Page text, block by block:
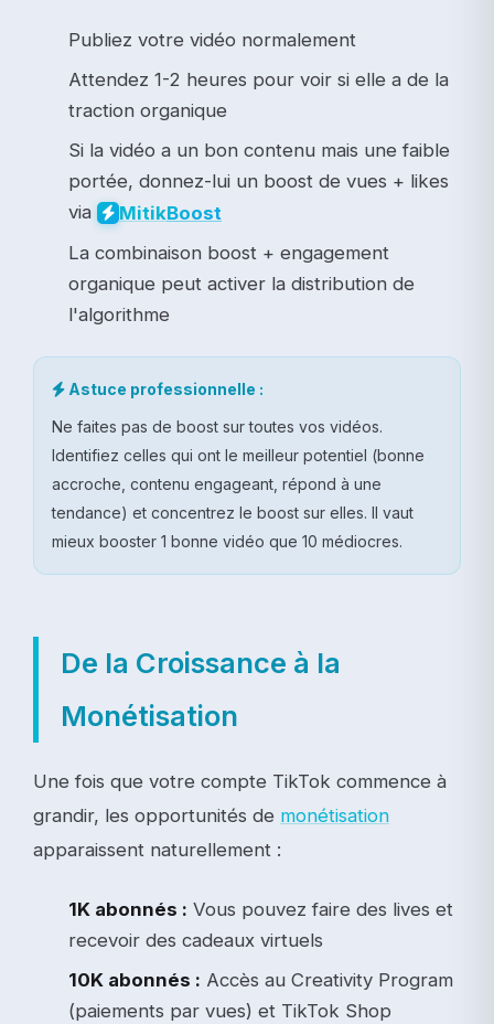
Publiez votre vidéo normalement
Attendez 1-2 heures pour voir si elle a de la
traction organique
Si la vidéo a un bon contenu mais une faible
portée, donnez-lui un boost de vues + likes
via
MitikBoost
La combinaison boost + engagement
organique peut activer la distribution de
l'algorithme
Astuce professionnelle :
Ne faites pas de boost sur toutes vos vidéos.
Identifiez celles qui ont le meilleur potentiel (bonne
accroche, contenu engageant, répond à une
tendance) et concentrez le boost sur elles. Il vaut
mieux booster 1 bonne vidéo que 10 médiocres.
De la Croissance à la
Monétisation
Une fois que votre compte TikTok commence à
grandir, les opportunités de monétisation
apparaissent naturellement :
1K abonnés : Vous pouvez faire des lives et
recevoir des cadeaux virtuels
10K abonnés : Accès au Creativity Program
(paiements par vues) et TikTok Shop